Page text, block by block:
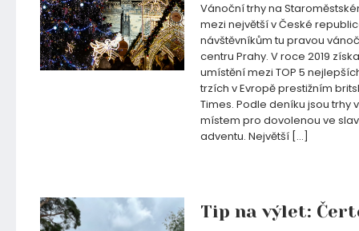
Vánoční trhy na
mezi největší v České
návštěvníkům tu pravou
centru Prahy. V roce 2019
umístění mezi TOP 5
trzích v Evropě prestižním
Times. Podle deníku jsou trhy
místem pro dovolenou ve
adventu. Největší […]
Tip na výlet: